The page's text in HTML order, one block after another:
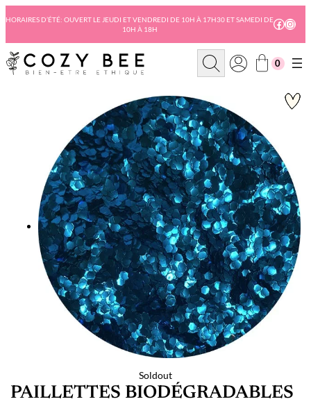
au
HORAIRES D’ÉTÉ: OUVERT LE JEUDI ET VENDREDI DE 10H À 17H30 ET SAMEDI DE
10H À 18H
R
c
e
r
c
h
e
0
Soldout
PAILLETTES BIODÉGRADABLES